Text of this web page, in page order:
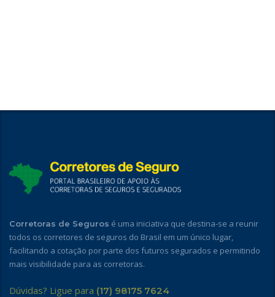
Corretoras de Seguros é uma iniciativa que destina-se a reunir
todos os corretores de seguros do Brasil em um único lugar,
facilitando a cotação por parte dos futuros segurados e permitindo
mais visibilidade para as corretoras.
Dúvidas? Ligue para (17) 98175 7624